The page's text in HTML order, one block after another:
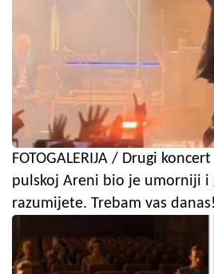
FOTOGALERIJA / Drugi
pulskoj Areni bio je umorniji i
razumijete. Trebam vas